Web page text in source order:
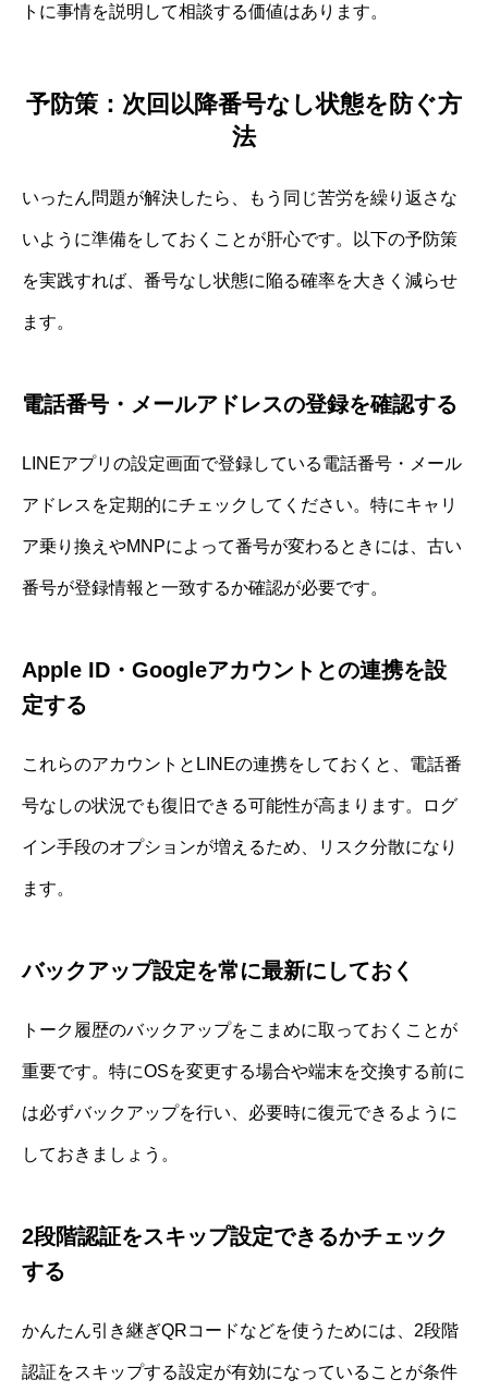
トに事情を説明して相談する価値はあります。
予防策：次回以降番号なし状態を防ぐ方
法
いったん問題が解決したら、もう同じ苦労を繰り返さな
いように準備をしておくことが肝心です。以下の予防策
を実践すれば、番号なし状態に陥る確率を大きく減らせ
ます。
電話番号・メールアドレスの登録を確認する
LINEアプリの設定画面で登録している電話番号・メール
アドレスを定期的にチェックしてください。特にキャリ
ア乗り換えやMNPによって番号が変わるときには、古い
番号が登録情報と一致するか確認が必要です。
Apple ID・Googleアカウントとの連携を設
定する
これらのアカウントとLINEの連携をしておくと、電話番
号なしの状況でも復旧できる可能性が高まります。ログ
イン手段のオプションが増えるため、リスク分散になり
ます。
バックアップ設定を常に最新にしておく
トーク履歴のバックアップをこまめに取っておくことが
重要です。特にOSを変更する場合や端末を交換する前に
は必ずバックアップを行い、必要時に復元できるように
しておきましょう。
2段階認証をスキップ設定できるかチェック
する
かんたん引き継ぎQRコードなどを使うためには、2段階
認証をスキップする設定が有効になっていることが条件